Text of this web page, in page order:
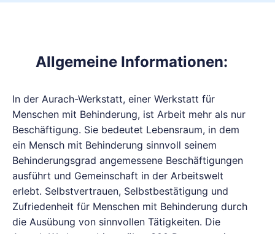
Allgemeine Informationen:
In der Aurach-Werkstatt, einer Werkstatt für
Menschen mit Behinderung, ist Arbeit mehr als nur
Beschäftigung. Sie bedeutet Lebensraum, in dem
ein Mensch mit Behinderung sinnvoll seinem
Behinderungsgrad angemessene Beschäftigungen
ausführt und Gemeinschaft in der Arbeitswelt
erlebt. Selbstvertrauen, Selbstbestätigung und
Zufriedenheit für Menschen mit Behinderung durch
die Ausübung von sinnvollen Tätigkeiten. Die